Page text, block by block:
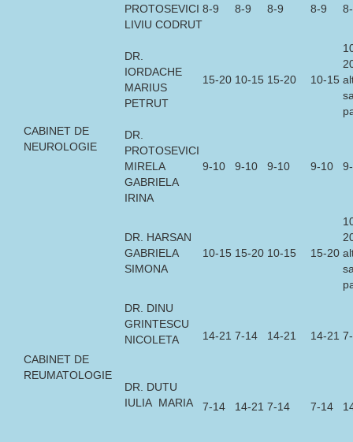
CABINET DE
NEUROLOGIE
PROTOSEVICI
LIVIU CODRUT
8-9 8-9 8-9 8-9
DR.
IORDACHE
MARIUS
PETRUT
15-20 10-15 15-20 10-15
DR.
PROTOSEVICI
MIRELA
GABRIELA
IRINA
9-10 9-10 9-10 9-10
DR. HARSAN
GABRIELA
SIMONA
10-15 15-20 10-15 15-20
CABINET DE
REUMATOLOGIE
DR. DINU
GRINTESCU
NICOLETA
14-21 7-14 14-21 14-21
DR. DUTU
IULIA MARIA
7-14 14-21 7-14 7-14